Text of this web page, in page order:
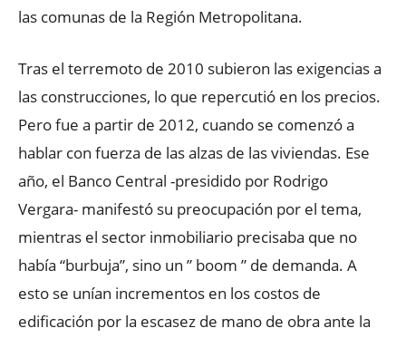
las comunas de la Región Metropolitana.
Tras el terremoto de 2010 subieron las exigencias a
las construcciones, lo que repercutió en los precios.
Pero fue a partir de 2012, cuando se comenzó a
hablar con fuerza de las alzas de las viviendas. Ese
año, el Banco Central -presidido por Rodrigo
Vergara- manifestó su preocupación por el tema,
mientras el sector inmobiliario precisaba que no
había “burbuja”, sino un ” boom ” de demanda. A
esto se unían incrementos en los costos de
edificación por la escasez de mano de obra ante la